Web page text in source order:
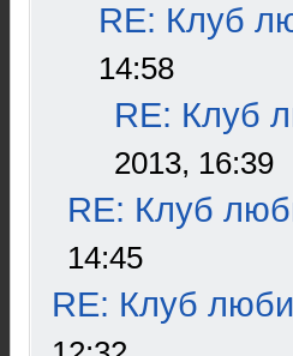
RE: Клуб
14:58
RE: Клуб
2013, 16:39
RE: Клуб
14:45
RE: Клуб